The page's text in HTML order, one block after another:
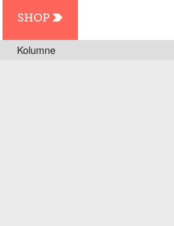
SHOP
Kolumne